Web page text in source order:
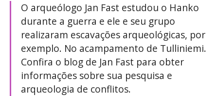
O arqueólogo Jan Fast estudou o Hanko
durante a guerra e ele e seu grupo
realizaram escavações arqueológicas, por
exemplo. No acampamento de Tulliniemi.
Confira o blog de Jan Fast para obter
informações sobre sua pesquisa e
arqueologia de conflitos.